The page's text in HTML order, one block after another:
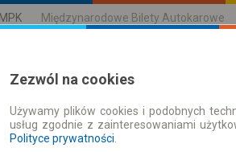
Międzynarodowe Bilety Autokarowe
Rozkład Jazdy | Bilety
Zezwól na cookies
Używamy plików cookies i podobnych
usług zgodnie z zainteresowaniami
Polityce prywatności